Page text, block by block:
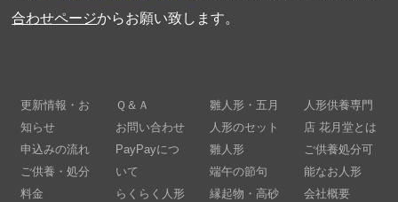
合わせページからお願い致します。
更新情報・お
知らせ
申込みの流れ
ご供養・処分
料金
Ｑ＆Ａ
お問い合わせ
PayPayにつ
いて
らくらく人形
雛人形・五月
人形のセット
雛人形
端午の節句
縁起物・高砂
人形供養専門
店 花月堂とは
ご供養処分可
能なお人形
会社概要